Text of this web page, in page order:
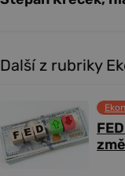
Další z rubriky